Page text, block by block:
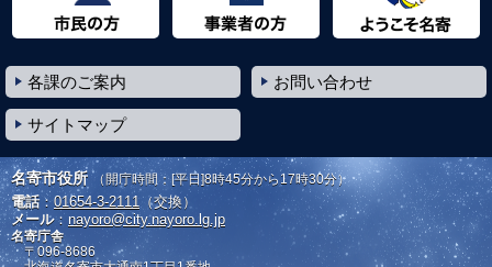
各課のご案内 お問い合わせ
サイトマップ
名寄市役所 （開庁時間：[平日]8時45分から17時30分）
電話 ： 01654-3-2111 （交換）
メール： nayoro@city.nayoro.lg.jp
名寄庁舎
〒096-8686